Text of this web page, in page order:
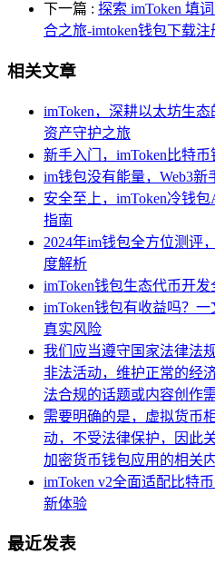
下一篇 : 探索 imToken 填
合之旅-imtoken钱包下载注
相关文章
imToken，深耕以太坊生
资产守护之旅
新手入门，imToken比特
im钱包没有能量，Web3
安全至上，imToken冷钱
指南
2024年im钱包全方位测评
度解析
imToken钱包生态代币开
imToken钱包有收益吗？
真实风险
我们应当遵守国家法律法
非法活动，维护正常的经
法合规的话题或内容创作
需要明确的是，虚拟货币
动，不受法律保护，因此
加密货币钱包应用的相关
imToken v2全面适配比特
新体验
最近发表